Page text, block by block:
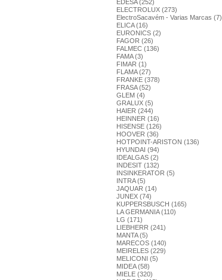
EDESA (252)
ELECTROLUX (273)
ElectroSacavém - Varias Marcas (7)
ELICA (16)
EURONICS (2)
FAGOR (26)
FALMEC (136)
FAMA (3)
FIMAR (1)
FLAMA (27)
FRANKE (378)
FRASA (52)
GLEM (4)
GRALUX (5)
HAIER (244)
HEINNER (16)
HISENSE (126)
HOOVER (36)
HOTPOINT-ARISTON (136)
HYUNDAI (94)
IDEALGAS (2)
INDESIT (132)
INSINKERATOR (5)
INTRA (5)
JAQUAR (14)
JUNEX (74)
KUPPERSBUSCH (165)
LA GERMANIA (110)
LG (171)
LIEBHERR (241)
MANTA (5)
MARECOS (140)
MEIRELES (229)
MELICONI (5)
MIDEA (58)
MIELE (320)